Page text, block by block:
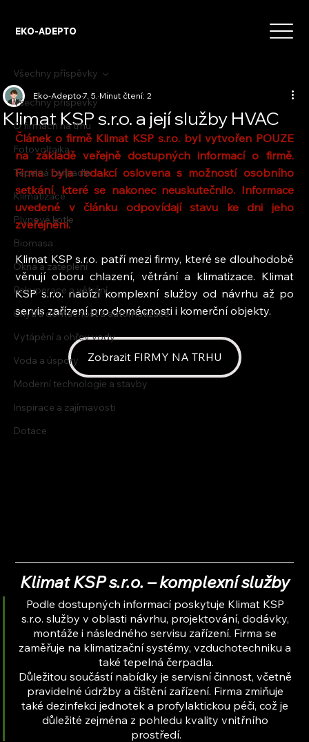
EKO-ADEPTO
Všechny příspěvky
O firmách na trhu
Fotovoltaika
Tepelná čerpadla
Klimatizace
Plynové kotle
Biomasa
Okna a zateplení
Rekuperace a větrání
Chytrá domácnost a automatizace
Vytápění a ohřev vody
Voda a úspory
Moderní technologie a stavby
Inspirace a zajímavosti
Dotace
Všechny příspěvky
Klimat KSP s.r.o. a její služby HVAC
Eko-Adepto7. 5.Minut čtení: 2
Článek o firmě Klimat KSP s.r.o. byl vytvořen POUZE
na základě veřejně dostupných informací o firmě.
Firma byla redakcí oslovena s možností osobního
setkání, které se nakonec neuskutečnilo. Informace
uvedené v článku odpovídají stavu ke dni jeho
zveřejnění.
Klimat KSP s.r.o. patří mezi firmy, které se dlouhodobě
věnují oboru chlazení, větrání a klimatizace. Klimat
KSP s.r.o. nabízí komplexní služby od návrhu až po
servis zařízení pro domácnosti i komerční objekty.
Zobrazit FIRMY NA TRHU
Klimat KSP s.r.o. – komplexní služby
Podle dostupných informací poskytuje Klimat KSP
s.r.o. služby v oblasti návrhu, projektování, dodávky,
montáže i následného servisu zařízení. Firma se
zaměřuje na klimatizační systémy, vzduchotechniku a
také tepelná čerpadla.
Důležitou součástí nabídky je servisní činnost, včetně
pravidelné údržby a čištění zařízení. Firma zmiňuje
také dezinfekci jednotek a profylaktickou péči, což je
důležité zejména z pohledu kvality vnitřního
prostředí.